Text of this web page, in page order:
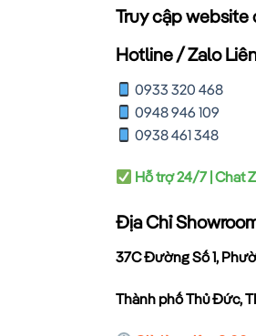
Truy cập website
Hotline / Zalo
0933 320 468
0948 946 109
0938 461 348
Hỗ trợ 24/7 | Chat
Địa Chỉ
37C Đường Số 1,
Thành phố Thủ Đức,